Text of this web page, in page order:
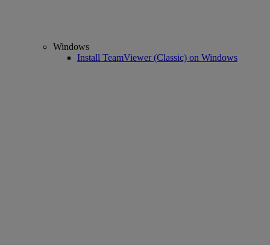
Windows
Install TeamViewer (Classic) on Windows